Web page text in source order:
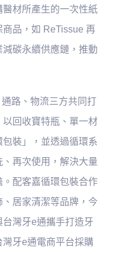
材所產生的一次性紙
品，如 ReTissue 再
碳永續供應鏈，推動
路、物流三方共同打
回收寶特瓶、單一材
裝」，並透過循環系
再次使用，解決大量
配客嘉循環包裝合作
居家清潔等品牌，今
灣牙e通攜手打造牙
牙e通電商平台採購